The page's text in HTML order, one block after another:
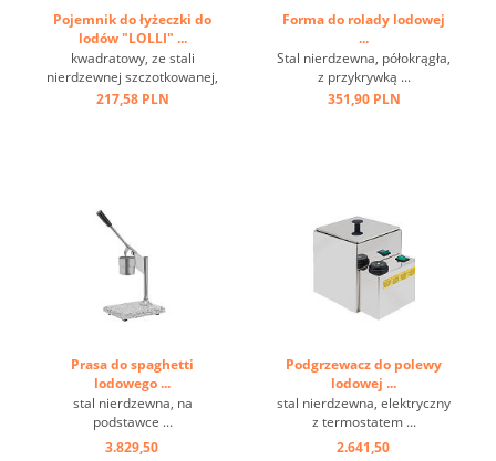
Pojemnik do łyżeczki do
lodów "LOLLI" ...
kwadratowy, ze stali
nierdzewnej szczotkowanej,
szkło akrylowe, szybka z
217,58 PLN
Forma do rolady lodowej
...
Stal nierdzewna, półokrągła,
z przykrywką ...
351,90 PLN
Prasa do spaghetti
lodowego ...
stal nierdzewna, na
podstawce ...
3.829,50
Podgrzewacz do polewy
lodowej ...
stal nierdzewna, elektryczny
z termostatem ...
2.641,50